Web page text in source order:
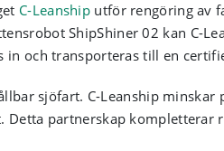
C-Leanship utför rengöring av
ShipShiner 02 kan C-
in och transporteras till en
sjöfart. C-Leanship
Detta partnerskap kompletterar